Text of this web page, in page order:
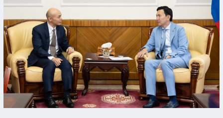
холбооны
байгууллагатай
хамтын
ажиллагааг
өргөжүүлнэ